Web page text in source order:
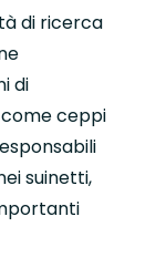
di ricerca
di
ceppi
suinetti,